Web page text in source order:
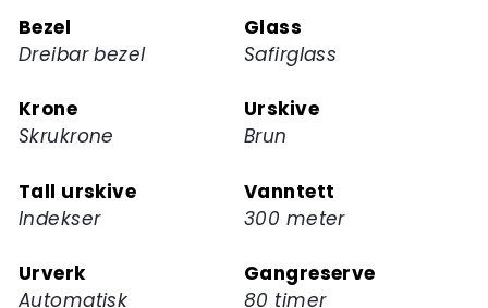
produktet
Bezel
Dreibar bezel
Glass
Safirglass
Krone
Skrukrone
Urskive
Brun
Tall urskive
Indekser
Vanntett
300 meter
Urverk
Automatisk
Gangreserve
80 timer